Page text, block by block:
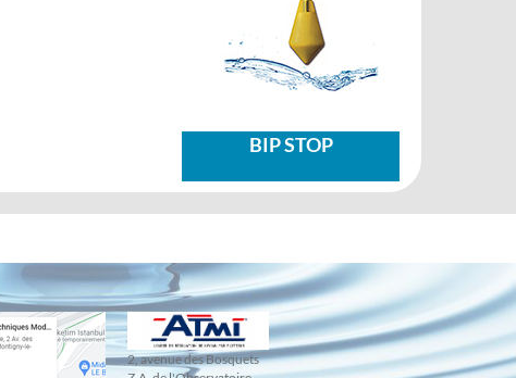
BIP STOP
2, avenue des Bosquets